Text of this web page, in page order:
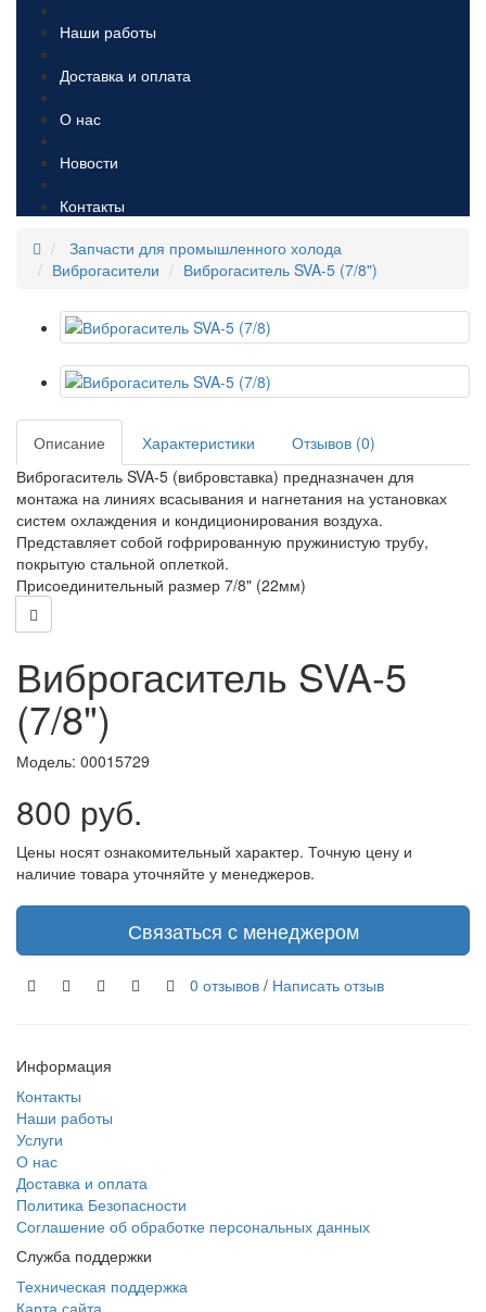
Наши работы
Доставка и оплата
О нас
Новости
Контакты
Запчасти для промышленного холода
Виброгасители
Виброгаситель SVA-5 (7/8")
Описание Характеристики
Отзывов (0)
Виброгаситель SVA-5 (вибровставка) предназначен для
монтажа на линиях всасывания и нагнетания на установках
систем охлаждения и кондиционирования воздуха.
Представляет собой гофрированную пружинистую трубу,
покрытую стальной оплеткой.
Присоединительный размер 7/8" (22мм)
Виброгаситель SVA-5
(7/8")
Модель: 00015729
800 руб.
Цены носят ознакомительный характер. Точную цену и
наличие товара уточняйте у менеджеров.
Связаться с менеджером
0 отзывов / Написать отзыв
Информация
Контакты
Наши работы
Услуги
О нас
Доставка и оплата
Политика Безопасности
Соглашение об обработке персональных данных
Служба поддержки
Техническая поддержка
Карта сайта